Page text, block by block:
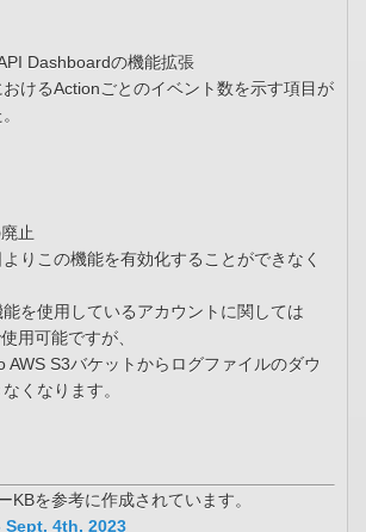
Dashboardの機能拡張
けるActionごとのイベント数を示す項目が
止
りこの機能を有効化することができなく
を使用しているアカウントに関しては
用可能ですが、
AWS S3バケットからログファイルのダウ
くなります。
KBを参考に作成されています。
4th, 2023